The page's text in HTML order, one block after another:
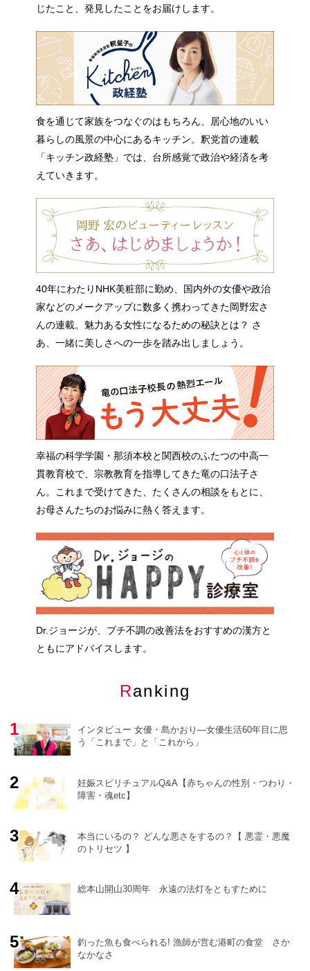
じたこと、発見したことをお届けします。
食を通じて家族をつなぐのはもちろん、居心地のいい
暮らしの風景の中心にあるキッチン。釈党首の連載
「キッチン政経塾」では、台所感覚で政治や経済を考
えていきます。
40年にわたりNHK美粧部に勤め、国内外の女優や政治
家などのメークアップに数多く携わってきた岡野宏さ
んの連載。魅力ある女性になるための秘訣とは？ さ
あ、一緒に美しさへの一歩を踏み出しましょう。
幸福の科学学園・那須本校と関西校のふたつの中高一
貫教育校で、宗教教育を指導してきた竜の口法子さ
ん。これまで受けてきた、たくさんの相談をもとに、
お母さんたちのお悩みに熱く答えます。
Dr.ジョージが、プチ不調の改善法をおすすめの漢方と
ともにアドバイスします。
Ranking
インタビュー 女優・島かおり―女優生活60年目に思
う「これまで」と「これから」
妊娠スピリチュアルQ&A【赤ちゃんの性別・つわり・
障害・魂etc】
本当にいるの？ どんな悪さをするの？【 悪霊・悪魔
のトリセツ 】
総本山開山30周年 永遠の法灯をともすために
釣った魚も食べられる! 漁師が営む港町の食堂 さか
なかなさ